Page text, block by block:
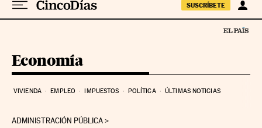
SUSCRÍBETE
Economía
VIVIENDA EMPLEO IMPUESTOS POLÍTICA ÚLTIMAS NOTICIAS
ADMINISTRACIÓN PÚBLICA